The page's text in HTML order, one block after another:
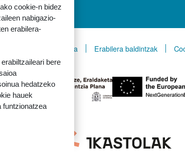
Lege-informazioa Erabilera baldintzak
cookie-n bidez
nabigazio-
erabilera-
bere
hedatzeko
hauek
funtzionatzea